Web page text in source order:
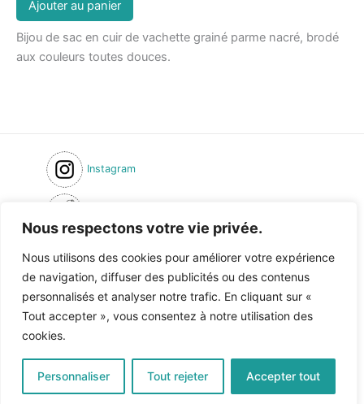
Nous respectons votre vie privée.
Nous utilisons des cookies pour améliorer votre expérience
de navigation, diffuser des publicités ou des contenus
personnalisés et analyser notre trafic. En cliquant sur «
Tout accepter », vous consentez à notre utilisation des
cookies.
Personnaliser Tout rejeter Accepter tout
Ajouter au panier
Bijou de sac en cuir de vachette grainé parme nacré, brodé
aux couleurs toutes douces.
Instagram
Formulaire de contact
Condition générales de ventes
Politique de confidentialité
Copyright © 2026 | Au fil du Scorff